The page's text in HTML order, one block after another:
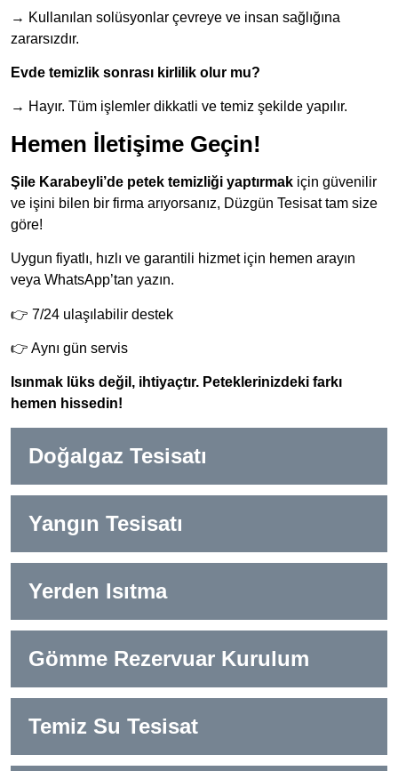
Doğalgaz Tesisatı
Yangın Tesisatı
Yerden Isıtma
Gömme Rezervuar Kurulum
Temiz Su Tesisat
→ Kullanılan solüsyonlar çevreye ve insan sağlığına
zararsızdır.
Evde temizlik sonrası kirlilik olur mu?
→ Hayır. Tüm işlemler dikkatli ve temiz şekilde yapılır.
Hemen İletişime Geçin!
Şile Karabeyli’de petek temizliği yaptırmak için güvenilir
ve işini bilen bir firma arıyorsanız, Düzgün Tesisat tam size
göre!
Uygun fiyatlı, hızlı ve garantili hizmet için hemen arayın
veya WhatsApp’tan yazın.
👉 7/24 ulaşılabilir destek
👉 Aynı gün servis
Isınmak lüks değil, ihtiyaçtır. Peteklerinizdeki farkı
hemen hissedin!